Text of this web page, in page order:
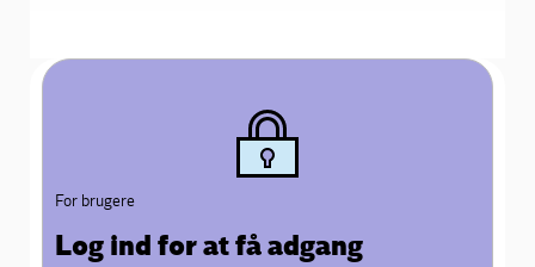
For brugere
Log ind for at få adgang